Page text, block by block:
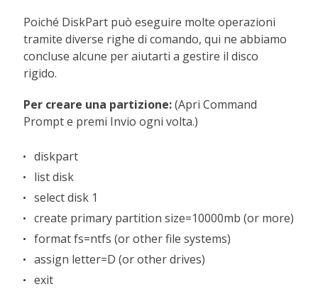
Poiché DiskPart può eseguire molte operazioni
tramite diverse righe di comando, qui ne abbiamo
concluse alcune per aiutarti a gestire il disco
rigido.
Per creare una partizione:(Apri Command
Prompt e premi Invio ogni volta.)
diskpart
list disk
select disk 1
create primary partition size=10000mb (or more)
format fs=ntfs (or other file systems)
assign letter=D (or other drives)
exit